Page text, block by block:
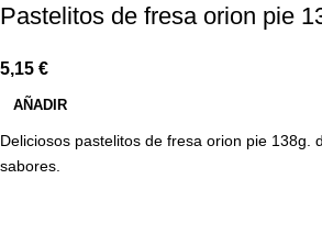
Pastelitos de fresa orion pie
5,15 €
AÑADIR
Deliciosos pastelitos de fresa orion pie 138g.
sabores.